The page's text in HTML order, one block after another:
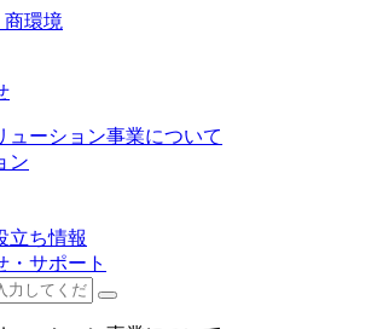
商環境
ューション事業について
ン
立ち情報
・サポート